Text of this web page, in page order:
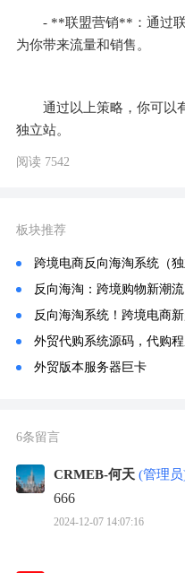
- **联盟营销**：通过
为你带来流量和销售。
通过以上策略，你可以
独立站。
阅读 7542
板块推荐
跨境电商反向海淘系统（
反向海淘：跨境购物新潮流
反向海淘系统！跨境电商
外贸代购系统源码，代购程序，淘宝多语言
外贸版本服务器巨卡
6条留言
CRMEB-何天 (管理
666
2024-12-07 14:07:16